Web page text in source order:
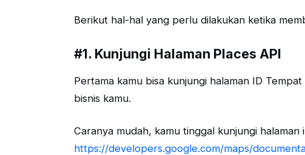
Berikut hal-hal yang perlu dilakukan ketika
#1. Kunjungi Halaman Places API
Pertama kamu bisa kunjungi halaman ID
bisnis kamu.
Caranya mudah, kamu tinggal kunjungi halaman
https://developers.google.com/maps/